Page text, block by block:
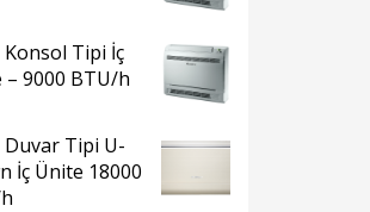
Tipi İç
– 9000 BTU/h
Tipi U-
İç Ünite 18000